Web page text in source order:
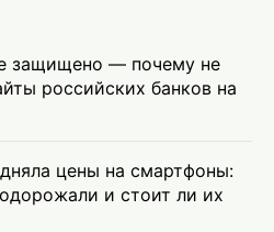
защищено — почему не
российских банков на
цены на смартфоны:
и стоит ли их